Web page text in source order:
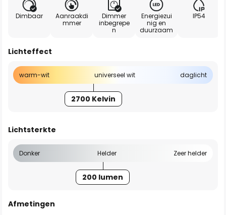
Dimbaar
Aanraakdi
mmer
Dimmer
inbegrepe
n
Energiezui
nig en
duurzaam
IP54
Lichteffect
warm-wit universeel wit daglicht
2700 Kelvin
Lichtsterkte
Donker Helder Zeer helder
200 lumen
Afmetingen